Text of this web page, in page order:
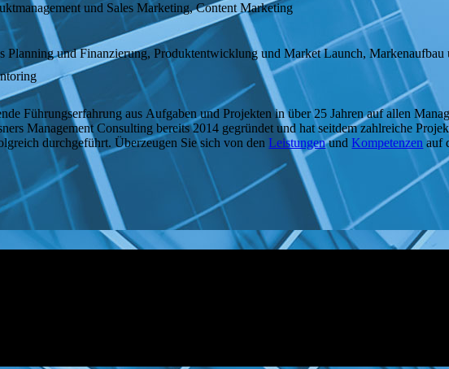
und Sales Marketing, Content Marketing
Planning und Finanzierung, Produktentwicklung und Market Launch, Markenaufbau
Führungserfahrung aus Aufgaben und Projekten in über 25 Jahren auf allen
Management Consulting bereits 2014 gegründet und hat seitdem zahlreiche
durchgeführt. Überzeugen Sie sich von denLeistungenundKompetenzen auf